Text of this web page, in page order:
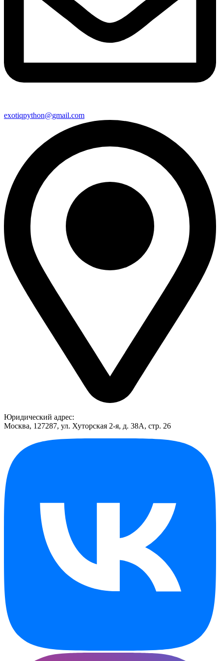
exotiqpython@gmail.com
Юридический адрес:
Москва, 127287, ул. Хуторская 2-я, д. 38А, стр. 26